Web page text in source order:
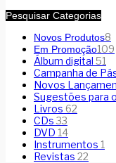
Pesquisar Categorias
Novos Produtos8
Em Promoção109
Álbum digital 51
Campanha de
Novos
Sugestões para
Livros 62
CDs33
DVD 14
Instrumentos 1
Revistas 22